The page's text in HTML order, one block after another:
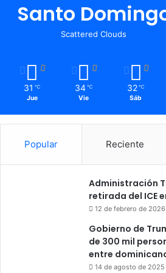
Santo
Scattered Clouds
31 ℃
Jue
34 ℃
Vie
32 ℃
Sáb
Popular Reciente
Administración
retirada del ICE
12 de febrero de 2026
Gobierno de
de 300 mil
entre
14 de agosto de 2025